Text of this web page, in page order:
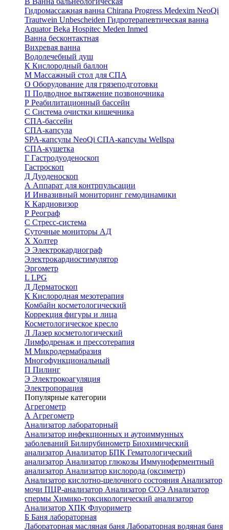
Гидромассажная ванна Chirana Progress Medexim NeoQi
Trautwein Unbescheiden Гидротерапевтическая ванна
AquatorBeka Hospitec Meden Inmed
Ванна бесконтактная
Вихревая ванна
Водолечебный душ
К Кислородный баллон
М Массажный стол для СПА
О Оборудование для грязеподготовки
П Подводное вытяжение позвоночника
Р Реабилитационный бассейн
С Система очистки кишечника
СПА-бассейн
СПА-капсула
SPA-капсулы NeoQi СПА-капсулы Wellspa
СПА-кушетка
Г Гастродуоденоскоп
Гастроскоп
Д Дуоденоскоп
А Аппарат для контрпульсации
И Инвазивный мониторинг гемодинамики
К Кардиовизор
Р Реограф
С Стресс-система
Суточные мониторы АД
Х Холтер
Э Электрокардиограф
Электрокардиостимулятор
Эргометр
L LPG
Д Дерматоскоп
К Кислородная мезотерапия
Комбайн косметологический
Коррекция фигуры и лица
Косметологическое кресло
Л Лазер косметологический
Лимфодренаж и прессотерапия
М Микродермабразия
Многофункциональный
П Пилинг
Э Электрокоагуляция
Электропорация
Популярные категории
Агрегометр
А Агрегометр
Анализатор лабораторный
Анализатор инфекционных и аутоиммунных
заболеваний Билирубинометр Биохимический
анализатор Анализатор БПК Гематологический
анализатор Анализатор глюкозы Иммуноферментный
анализатор Анализатор кислорода (оксиметр)
Анализатор кислотно-щелочного состояния Анализатор
мочи ПЦР-анализатор Анализатор СОЭ Анализатор
спермы Химико-токсикологический анализатор
Анализатор ХПК Флуориметр
Б Баня лабораторная
Лабораторная масляная баня Лабораторная водяная баня